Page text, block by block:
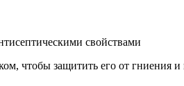
свойствами
чтобы защитить его от гниения и